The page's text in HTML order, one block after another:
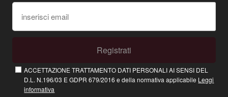
Registrati
ACCETTAZIONE TRATTAMENTO DATI PERSONALI AI SENSI DEL
D.L. N.196/03 E GDPR 679/2016 e della normativa applicabile Leggi
informativa